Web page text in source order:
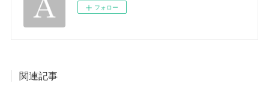
フォロー
関連記事